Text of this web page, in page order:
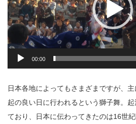
00:00
日本各地によってもさまざまですが、
起の良い日に行われるという獅子舞。
ており、日本に伝わってきたのは16世